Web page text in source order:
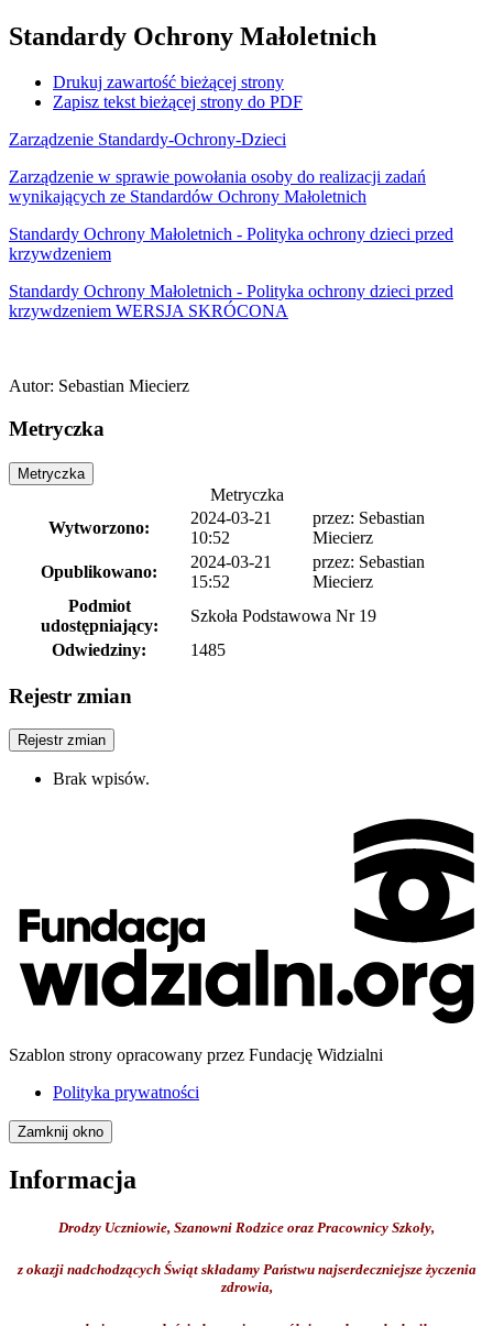
Standardy Ochrony Małoletnich
Drukuj zawartość bieżącej strony
Zapisz tekst bieżącej strony do PDF
Zarządzenie Standardy-Ochrony-Dzieci
Zarządzenie w sprawie powołania osoby do realizacji zadań
wynikających ze Standardów Ochrony Małoletnich
Standardy Ochrony Małoletnich - Polityka ochrony dzieci przed
krzywdzeniem
Standardy Ochrony Małoletnich - Polityka ochrony dzieci przed
krzywdzeniem WERSJA SKRÓCONA
Autor: Sebastian Miecierz
Metryczka
Metryczka
Metryczka
Wytworzono:
2024-03-21
10:52
przez: Sebastian
Miecierz
Opublikowano:
2024-03-21
15:52
przez: Sebastian
Miecierz
Podmiot
udostępniający:
Szkoła Podstawowa Nr 19
Odwiedziny:
1485
Rejestr zmian
Rejestr zmian
Brak wpisów.
Szablon strony opracowany przez Fundację Widzialni
Polityka prywatności
Zamknij okno
Informacja
Drodzy Uczniowie, Szanowni Rodzice oraz Pracownicy Szkoły,
z okazji nadchodzących Świąt składamy Państwu najserdeczniejsze życzenia
zdrowia,